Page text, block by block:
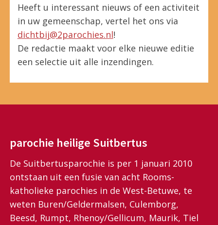
Heeft u interessant nieuws of een activiteit
in uw gemeenschap, vertel het ons via
dichtbij@2parochies.nl!
De redactie maakt voor elke nieuwe editie
een selectie uit alle inzendingen.
parochie heilige Suitbertus
De Suitbertusparochie is per 1 januari 2010
ontstaan uit een fusie van acht Rooms-
katholieke parochies in de West-Betuwe, te
weten Buren/Geldermalsen, Culemborg,
Beesd, Rumpt, Rhenoy/Gellicum, Maurik, Tiel